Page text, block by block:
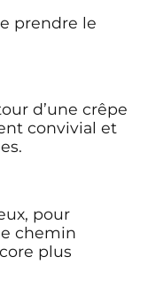
prendre le
d’une crêpe
convivial et
pour
chemin
plus